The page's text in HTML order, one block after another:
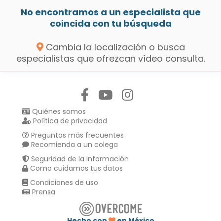
No encontramos a un especialista que
coincida con tu búsqueda
Cambia la localización o busca
especialistas que ofrezcan vídeo consulta.
Quiénes somos
Política de privacidad
Preguntas más frecuentes
Recomienda a un colega
Seguridad de la información
Como cuidamos tus datos
Condiciones de uso
Prensa